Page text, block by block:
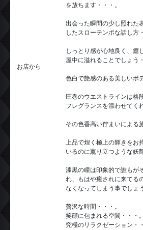
お店から
を放ちます・・・。
出会った瞬間の少し照れた
したスローテンポな話し方
しっとり感が心地良く、癒
屋中に溢れることでしょう
色白で艶感のある美しいボ
圧巻のウエストラインは格
フレグランスを漂わせてく
その色香高い佇まいによる
上品で煌く極上の輝きをお
いるのに薫り立つような妖
漆黒の瞳は印象的で誰もが
れ、もはや癒されに来てる
なくなってしまう事でしょ
贅沢な時間・・・。
笑顔に包まれる空間・・・。
究極のリラクゼーション・